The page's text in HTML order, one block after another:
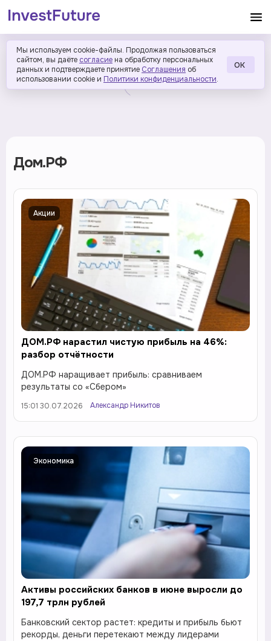
Мы используем cookie-файлы. Продолжая пользоваться
сайтом, вы даёте согласие на обработку персональных
данных и подтверждаете принятие Соглашения об
использовании cookie и Политики конфиденциальности.
ОК
Дом.РФ
Акции
ДОМ.РФ нарастил чистую прибыль на 46%:
разбор отчётности
ДОМ.РФ наращивает прибыль: сравниваем
результаты со «Сбером»
15:01 30.07.2026 Александр Никитов
Экономика
Активы российских банков в июне выросли до
197,7 трлн рублей
Банковский сектор растет: кредиты и прибыль бьют
рекорды, деньги перетекают между лидерами